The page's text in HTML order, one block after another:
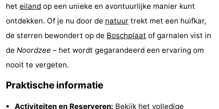
en
Nachtleven
Vuurtoren
Evenementen
het eiland op een unieke en avontuurlijke manier kunt
ontdekken. Of je nu door de natuur trekt met een huifkar,
de sterren bewondert op de Boschplaat of garnalen vist in
de Noordzee – het wordt gegarandeerd een ervaring om
nooit te vergeten.
Praktische informatie
Activiteiten en Reserveren: Bekijk het volledige